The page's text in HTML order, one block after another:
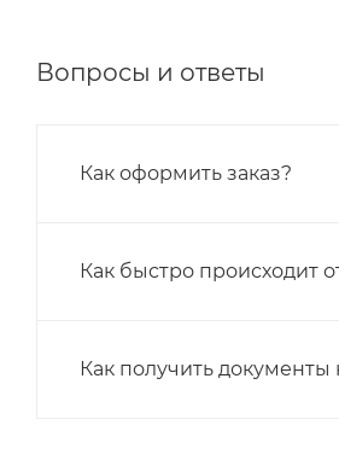
Вопросы и ответы
Как оформить заказ?
Как быстро происходит
Как получить